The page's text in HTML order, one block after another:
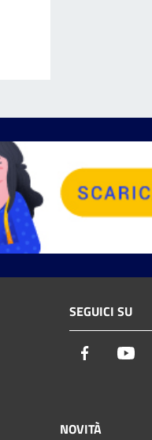
SEGUICI SU
Facebook
NOVITÀ